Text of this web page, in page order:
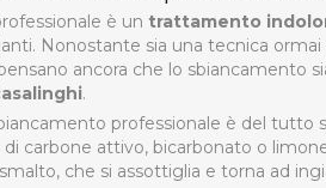
è un trattamento
Nonostante sia una tecnica ormai
ancora che lo sbiancamento
.
professionale è del
di carbone attivo, bicarbonato o
che si assottiglia e torna ad